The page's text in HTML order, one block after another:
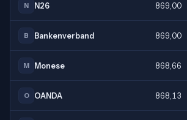
N N26 869,00
B Bankenverband 869,00
M Monese 868,66
O OANDA 868,13